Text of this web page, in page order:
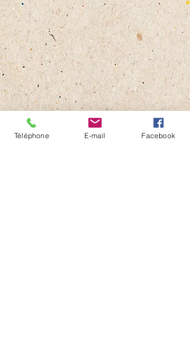
Téléphone E-mail Facebook